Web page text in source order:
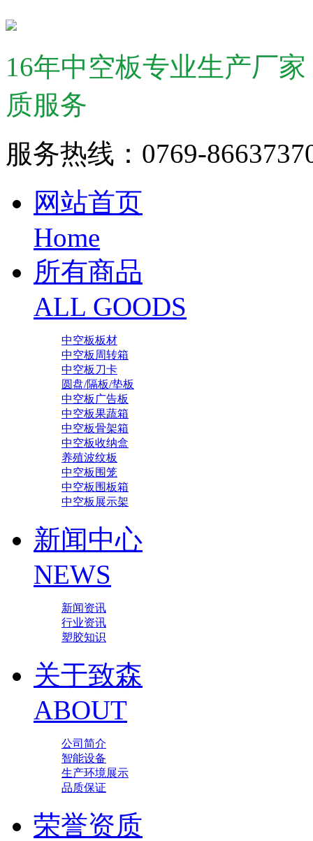
16年中空板专业生产厂
质服务
服务热线：0769-
网站首页
Home
所有商品
ALL GOODS
中空板板材
中空板周转箱
中空板刀卡
圆盘/隔板/垫板
中空板广告板
中空板果蔬箱
中空板骨架箱
中空板收纳盒
养殖波纹板
中空板围笼
中空板围板箱
中空板展示架
新闻中心
NEWS
新闻资讯
行业资讯
塑胶知识
关于致森
ABOUT
公司简介
智能设备
生产环境展示
品质保证
荣誉资质